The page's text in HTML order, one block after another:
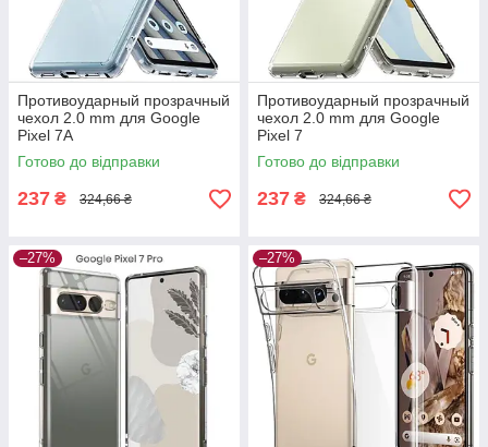
Противоударный прозрачный
чехол 2.0 mm для Google
Pixel 7A
Готово до відправки
237 ₴ 324,66 ₴
Противоударный прозрачный
чехол 2.0 mm для Google
Pixel 7
Готово до відправки
237 ₴ 324,66 ₴
–27% –27%